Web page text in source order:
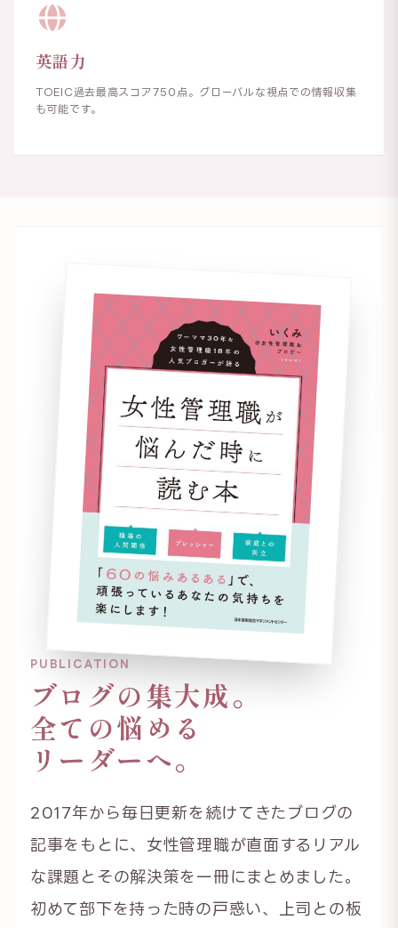
英語力
TOEIC過去最高スコア750点。グローバルな視点での情報収集
も可能です。
PUBLICATION
ブログの集大成。
全ての悩める
リーダーへ。
2017年から毎日更新を続けてきたブログの
記事をもとに、女性管理職が直面するリアル
な課題とその解決策を一冊にまとめました。
初めて部下を持った時の戸惑い、上司との板